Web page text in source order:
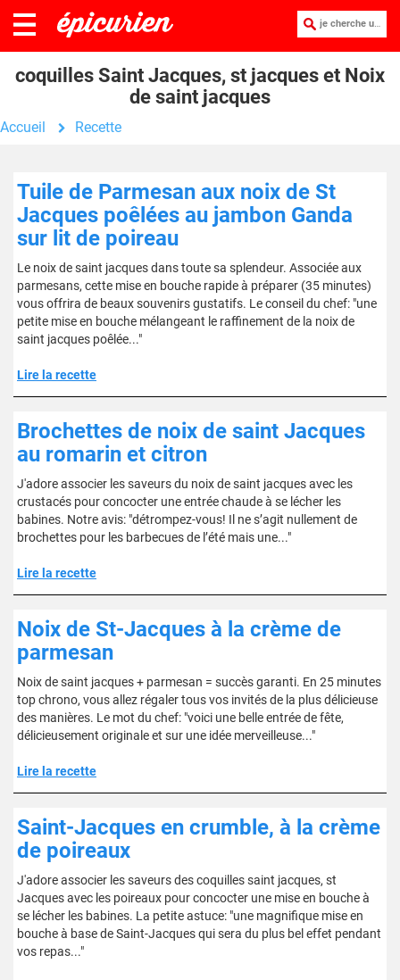
je cherche une recette :
coquilles Saint Jacques, st jacques et Noix
de saint jacques
Accueil Recette
Tuile de Parmesan aux noix de St
Jacques poêlées au jambon Ganda
sur lit de poireau
Le noix de saint jacques dans toute sa splendeur. Associée aux
parmesans, cette mise en bouche rapide à préparer (35 minutes)
vous offrira de beaux souvenirs gustatifs. Le conseil du chef: "une
petite mise en bouche mélangeant le raffinement de la noix de
saint jacques poêlée..."
Lire la recette
Brochettes de noix de saint Jacques
au romarin et citron
J'adore associer les saveurs du noix de saint jacques avec les
crustacés pour concocter une entrée chaude à se lécher les
babines. Notre avis: "détrompez-vous! Il ne s’agit nullement de
brochettes pour les barbecues de l’été mais une..."
Lire la recette
Noix de St-Jacques à la crème de
parmesan
Noix de saint jacques + parmesan = succès garanti. En 25 minutes
top chrono, vous allez régaler tous vos invités de la plus délicieuse
des manières. Le mot du chef: "voici une belle entrée de fête,
délicieusement originale et sur une idée merveilleuse..."
Lire la recette
Saint-Jacques en crumble, à la crème
de poireaux
J'adore associer les saveurs des coquilles saint jacques, st
Jacques avec les poireaux pour concocter une mise en bouche à
se lécher les babines. La petite astuce: "une magnifique mise en
bouche à base de Saint-Jacques qui sera du plus bel effet pendant
vos repas..."